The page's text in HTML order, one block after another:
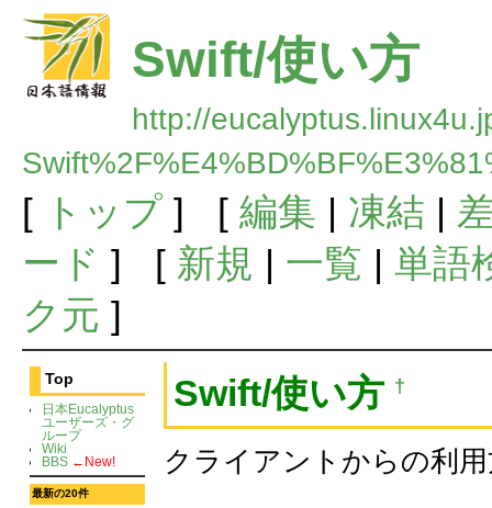
Swift/使い方
http://
[ トップ] [ 編集 | 凍結 |
ード ] [ 新規 | 一覧 | 単語
ク元 ]
Top
日本Eucalyptus
ユーザーズ・グ
ループ
Wiki
BBS ←New!
最新の20件
Swift/使い方 †
クライアントからの利